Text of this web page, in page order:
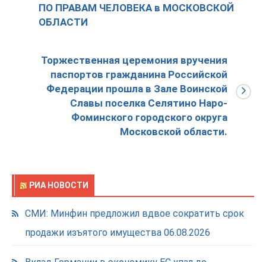
ПО ПРАВАМ ЧЕЛОВЕКА в МОСКОВСКОЙ
ОБЛАСТИ
Торжественная церемония вручения
паспортов гражданина Российской
Федерации прошла в Зале Воинской
Славы поселка Селятино Наро-
Фоминского городского округа
Московской области.
РИА НОВОСТИ
СМИ: Минфин предложил вдвое сократить срок
продажи изъятого имущества 06.08.2026